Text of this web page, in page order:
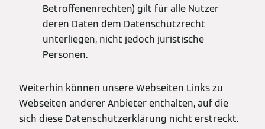
Betroffenenrechten) gilt für alle Nutzer
deren Daten dem Datenschutzrecht
unterliegen, nicht jedoch juristische
Personen.
Weiterhin können unsere Webseiten Links zu
Webseiten anderer Anbieter enthalten, auf die
sich diese Datenschutzerklärung nicht erstreckt.